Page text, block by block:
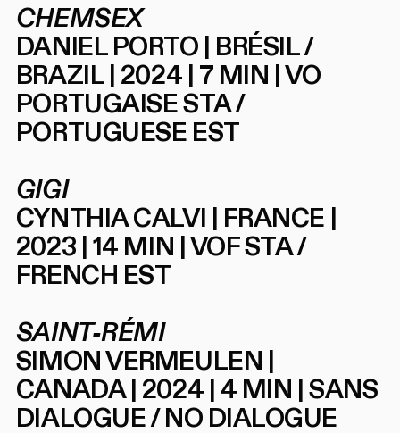
CHEMSEX
DANIEL PORTO | BRÉSIL /
BRAZIL | 2024 | 7 MIN | VO
PORTUGAISE STA /
PORTUGUESE EST
GIGI
CYNTHIA CALVI | FRANCE |
2023 | 14 MIN | VOF STA /
FRENCH EST
SAINT-RÉMI
SIMON VERMEULEN |
CANADA | 2024 | 4 MIN | SANS
DIALOGUE / NO DIALOGUE